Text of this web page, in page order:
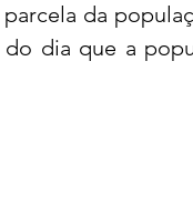
da
dia que a